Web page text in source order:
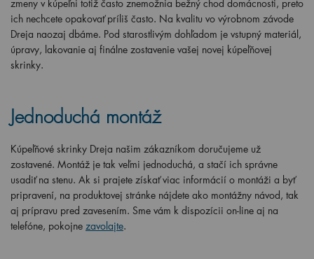
zmeny v kúpeľni totiž často znemožnia bežný chod domácnosti, preto
ich nechcete opakovať príliš často. Na kvalitu vo výrobnom závode
Dreja naozaj dbáme. Pod starostlivým dohľadom je vstupný materiál,
úpravy, lakovanie aj finálne zostavenie vašej novej kúpeľňovej
skrinky.
Jednoduchá montáž
Kúpeľňové skrinky Dreja našim zákazníkom doručujeme už
zostavené. Montáž je tak veľmi jednoduchá, a stačí ich správne
usadiť na stenu. Ak si prajete získať viac informácií o montáži a byť
pripravení, na produktovej stránke nájdete ako montážny návod, tak
aj prípravu pred zavesením. Sme vám k dispozícii on-line aj na
telefóne, pokojne zavolajte.